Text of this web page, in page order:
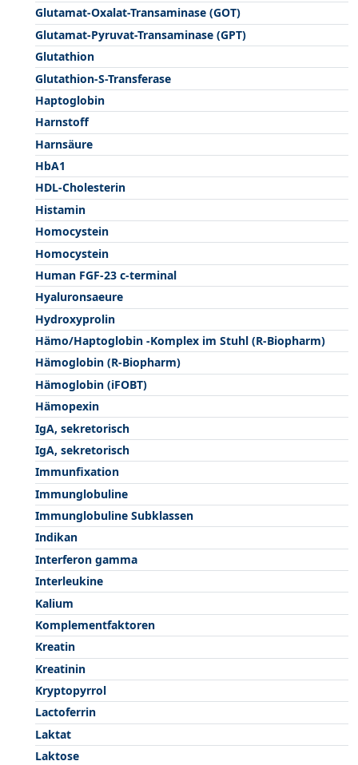
Glutamat-Oxalat-Transaminase (GOT)
Glutamat-Pyruvat-Transaminase (GPT)
Glutathion
Glutathion-S-Transferase
Haptoglobin
Harnstoff
Harnsäure
HbA1
HDL-Cholesterin
Histamin
Homocystein
Homocystein
Human FGF-23 c-terminal
Hyaluronsaeure
Hydroxyprolin
Hämo/Haptoglobin -Komplex im Stuhl (R-Biopharm)
Hämoglobin (R-Biopharm)
Hämoglobin (iFOBT)
Hämopexin
IgA, sekretorisch
IgA, sekretorisch
Immunfixation
Immunglobuline
Immunglobuline Subklassen
Indikan
Interferon gamma
Interleukine
Kalium
Komplementfaktoren
Kreatin
Kreatinin
Kryptopyrrol
Lactoferrin
Laktat
Laktose